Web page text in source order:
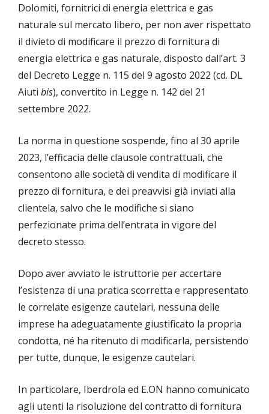
Dolomiti, fornitrici di energia elettrica e gas
naturale sul mercato libero, per non aver rispettato
il divieto di modificare il prezzo di fornitura di
energia elettrica e gas naturale, disposto dall’art. 3
del Decreto Legge n. 115 del 9 agosto 2022 (cd. DL
Aiuti bis), convertito in Legge n. 142 del 21
settembre 2022.
La norma in questione sospende, fino al 30 aprile
2023, l’efficacia delle clausole contrattuali, che
consentono alle società di vendita di modificare il
prezzo di fornitura, e dei preavvisi già inviati alla
clientela, salvo che le modifiche si siano
perfezionate prima dell’entrata in vigore del
decreto stesso.
Dopo aver avviato le istruttorie per accertare
l’esistenza di una pratica scorretta e rappresentato
le correlate esigenze cautelari, nessuna delle
imprese ha adeguatamente giustificato la propria
condotta, né ha ritenuto di modificarla, persistendo
per tutte, dunque, le esigenze cautelari.
In particolare, Iberdrola ed E.ON hanno comunicato
agli utenti la risoluzione del contratto di fornitura